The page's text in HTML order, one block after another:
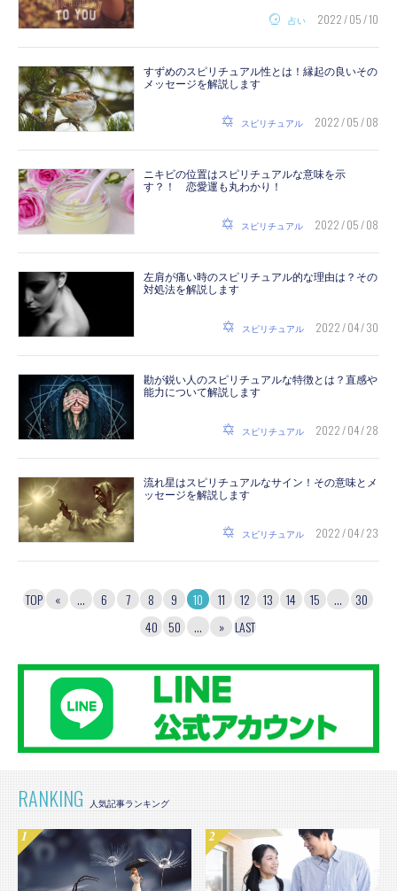
占い 2022 / 05 / 10
すずめのスピリチュアル性とは！縁起の良いその
メッセージを解説します
スピリチュアル 2022 / 05 / 08
ニキビの位置はスピリチュアルな意味を示
す？！ 恋愛運も丸わかり！
スピリチュアル 2022 / 05 / 08
左肩が痛い時のスピリチュアル的な理由は？その
対処法を解説します
スピリチュアル 2022 / 04 / 30
勘が鋭い人のスピリチュアルな特徴とは？直感や
能力について解説します
スピリチュアル 2022 / 04 / 28
流れ星はスピリチュアルなサイン！その意味とメ
ッセージを解説します
スピリチュアル 2022 / 04 / 23
TOP « ... 6 7 8 9 10 11 12 13 14 15 ...
30
40
50 ... » LAST
RANKING